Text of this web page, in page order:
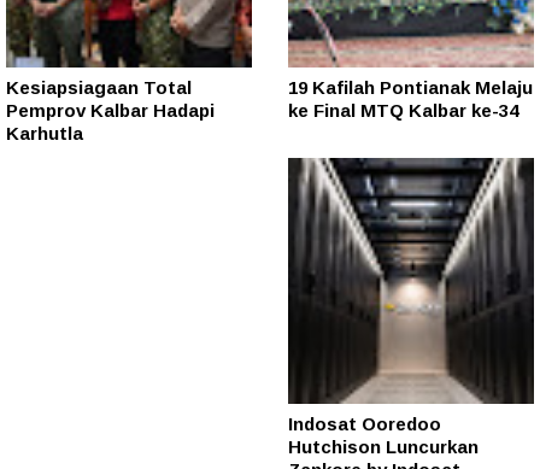
Kesiapsiagaan Total
Pemprov Kalbar Hadapi
Karhutla
19 Kafilah Pontianak Melaju
ke Final MTQ Kalbar ke-34
Indosat Ooredoo
Hutchison Luncurkan